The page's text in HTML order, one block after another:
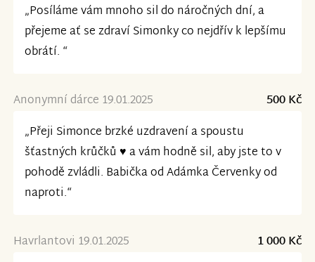
„Posíláme vám mnoho sil do náročných dní, a
přejeme ať se zdraví Simonky co nejdřív k lepšímu
obrátí. “
Anonymní dárce 19.01.2025
500 Kč
„Přeji Simonce brzké uzdravení a spoustu
šťastných krůčků ♥️ a vám hodně sil, aby jste to v
pohodě zvládli. Babička od Adámka Červenky od
naproti.“
Havrlantovi 19.01.2025
1 000 Kč